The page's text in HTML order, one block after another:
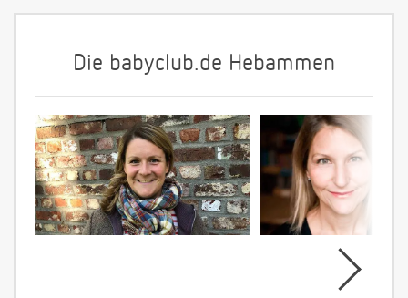
Die babyclub.de Hebammen